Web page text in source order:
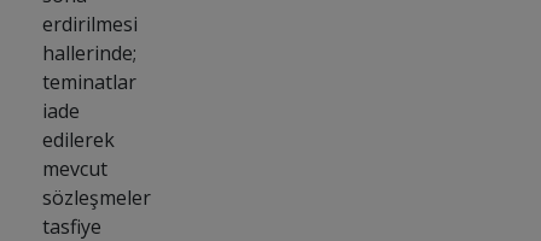
erdirilmesi
hallerinde;
teminatlar
iade
edilerek
mevcut
sözleşmeler
tasfiye